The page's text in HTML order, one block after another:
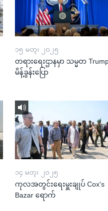
၁၅ မတ္၊ ၂၀၂၅
တရားရေးဌာနမှာ သမ္မတ
မိန့်ခွန်းပြော
၁၄ မတ္၊ ၂၀၂၅
ကုလအတွင်းရေးမှူးချုပ် Cox's
Bazar ရောက်